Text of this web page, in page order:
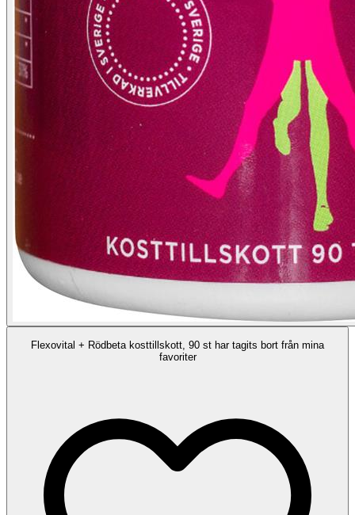
Flexovital + Rödbeta kosttillskott, 90 st har tagits bort från mina
favoriter